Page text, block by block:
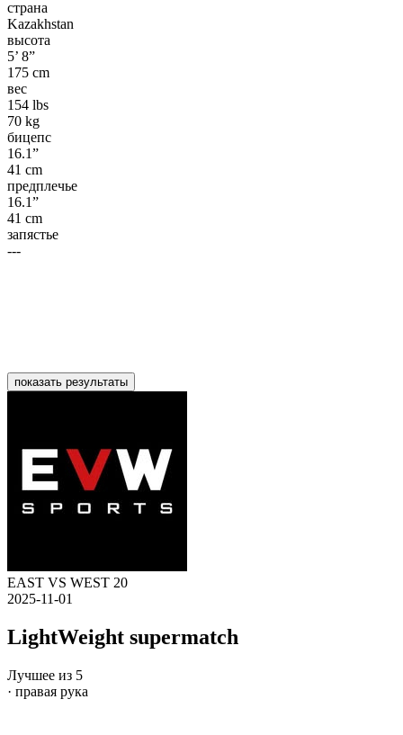
страна
Kazakhstan
высота
5’ 8”
175 cm
вес
154 lbs
70 kg
бицепс
16.1”
41 cm
предплечье
16.1”
41 cm
запястье
---
показать результаты
EAST VS WEST 20
2025-11-01
LightWeight supermatch
Лучшее из 5
· правая рука